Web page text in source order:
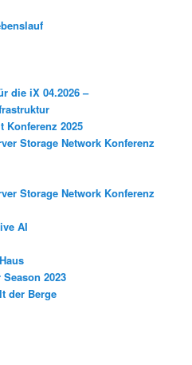
die iX 04.2026 –
Konferenz 2025
Storage Network Konferenz
Storage Network Konferenz
AI
2023
der Berge